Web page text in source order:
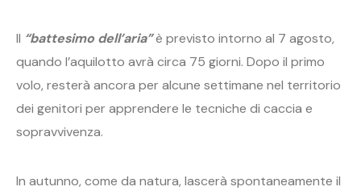
Il “battesimo dell’aria”è previsto intorno al 7 agosto,
quando l’aquilotto avrà circa 75 giorni. Dopo il primo
volo, resterà ancora per alcune settimane nel territorio
dei genitori per apprendere le tecniche di caccia e
sopravvivenza.
In autunno, come da natura, lascerà spontaneamente il